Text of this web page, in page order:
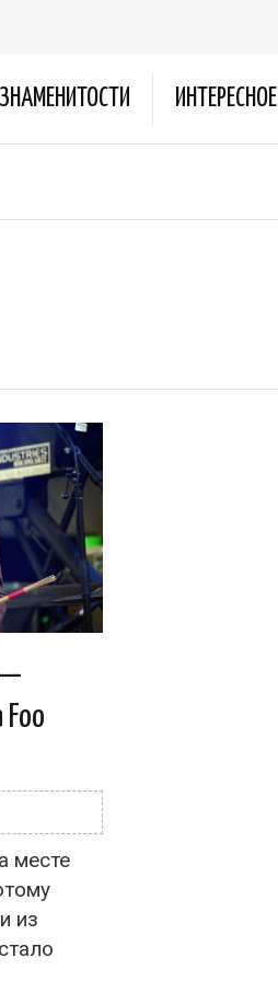
ЗНАМЕНИТОСТИ ИНТЕРЕСНОЕ
—
месте
из